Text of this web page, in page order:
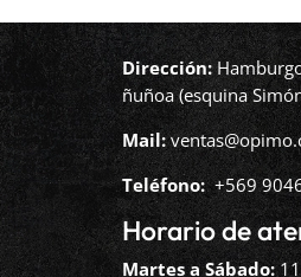
Dirección:
ñuñoa (esquina
Mail:
Teléfono: ‪+569
Horario de
Martes a Sábado: